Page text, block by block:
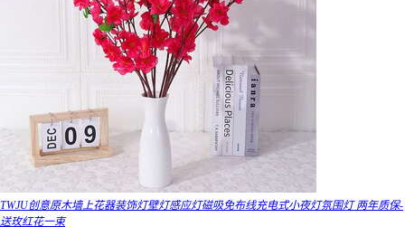
TWJU创意原木墙上花器装饰灯壁灯感应灯磁吸免布线充电式小夜灯氛围灯 两年质保-
送玫红花一束